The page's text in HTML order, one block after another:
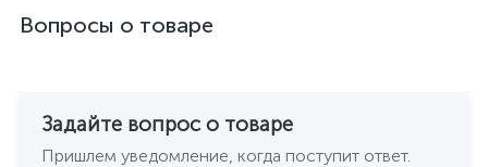
Вопросы о товаре
Задайте вопрос о товаре
Пришлем уведомление, когда поступит ответ.